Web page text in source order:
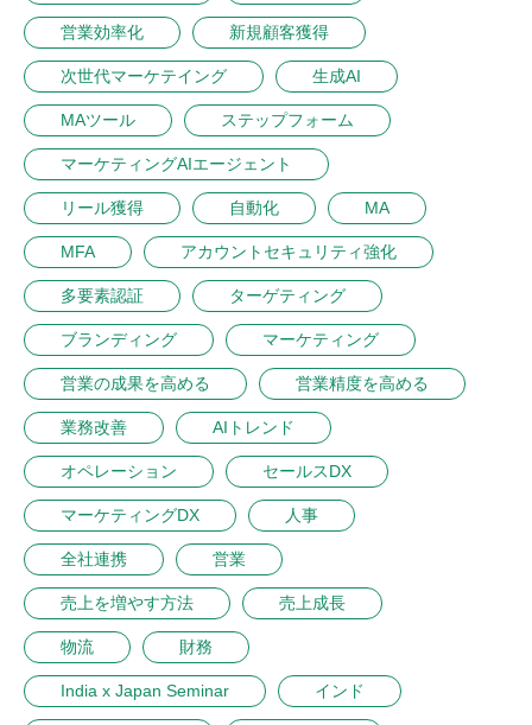
営業効率化 新規顧客獲得
次世代マーケテイング 生成AI
MAツール ステップフォーム
マーケティングAIエージェント
リール獲得 自動化 MA
MFA アカウントセキュリティ強化
多要素認証 ターゲティング
ブランディング マーケティング
営業の成果を高める 営業精度を高める
業務改善 AIトレンド
オペレーション セールスDX
マーケティングDX 人事
全社連携 営業
売上を増やす方法 売上成長
物流 財務
India x Japan Seminar インド